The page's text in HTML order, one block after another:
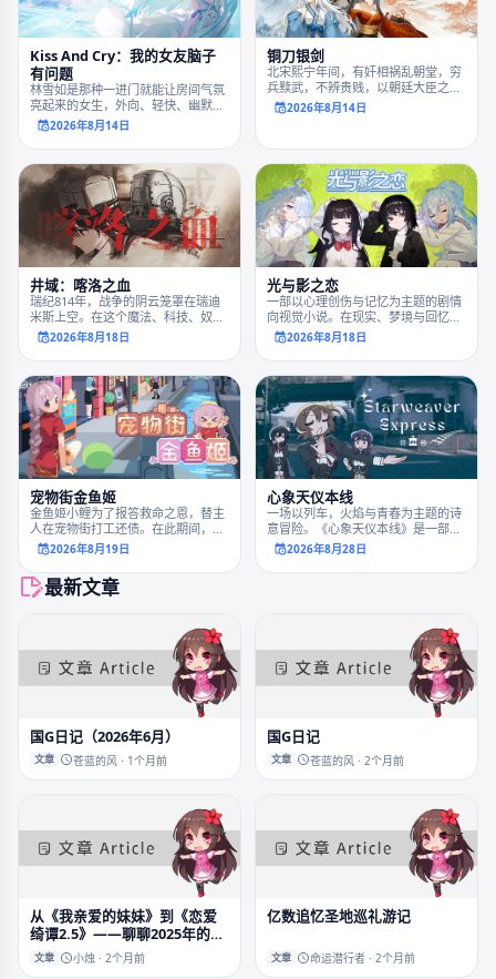
Kiss And Cry：我的女友脑子
有问题
林雪如是那种一进门就能让房间气氛
亮起来的女生，外向、轻快、幽默，
从不回避与人建立连接，也不会用强
势去掌控别人的节奏，反而总是以一
种看似无害、实则强韧的方式深入人
心。她就是那种你很难拒绝的人，因
为她把“靠近别人”这件事，做得那么
自然、那么轻盈、那么理直气壮。 而
这样的她，闯进了一名洞察力强，慧
极必伤的精神异质者的女同学的世
界，会碰撞出怎么样精彩的摩擦？这
就是我在这篇故事中想描写的。
2026年8月14日
铜刀银剑
北宋熙宁年间，有奸相祸乱朝堂，穷
兵黩武，不辨贵贱，以朝廷大臣之身
妨害地主营贷，重草民布衣却轻士大
夫；更不畏天威，妄图改道黄河以留
龙脉，推举一将，一侠，一刺，一
贼，号“四剑除奸”，共伐奸相———
王安石。
2026年8月14日
井域：喀洛之血
瑞纪814年，战争的阴云笼罩在瑞迪
米斯上空。在这个魔法、科技、奴隶
和吸血鬼并存的乱世，结束复仇的少
女手握魔能枪，她的身后是熊熊燃烧
的庄园，前路则隐没在夜幕的丛林之
中……
2026年8月18日
光与影之恋
一部以心理创伤与记忆为主题的剧情
向视觉小说。在现实、梦境与回忆交
错的世界中，直面你曾经失去、却从
未真正告别的事物。
2026年8月18日
宠物街金鱼姬
金鱼姬小鲤为了报答救命之恩，替主
人在宠物街打工还债。在此期间，交
到了形形色色的朋友，遭遇了奇奇怪
怪的事件。逐渐成长后，她决定振兴
日益萧条的宠物街。
2026年8月19日
心象天仪本线
一场以列车，火焰与青春为主题的诗
意冒险。《心象天仪本线》是一部风
格强烈的视觉小说，玩家将以无故出
现的转学生——上岛椿的视角，见证
少女们在封闭学园中追寻星空与爱的
2026年8月28日
最新文章
国G日记（2026年6月）
文章 苍蓝的风 · 1个月前
国G日记
文章 苍蓝的风 · 2个月前
从《我亲爱的妹妹》到《恋爱
绮谭2.5》——聊聊2025年的
“国G暴雷”风波
文章 小烛 · 2个月前
亿数追忆圣地巡礼游记
文章 命运潜行者 · 2个月前